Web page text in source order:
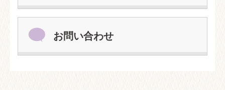
お問い合わせ